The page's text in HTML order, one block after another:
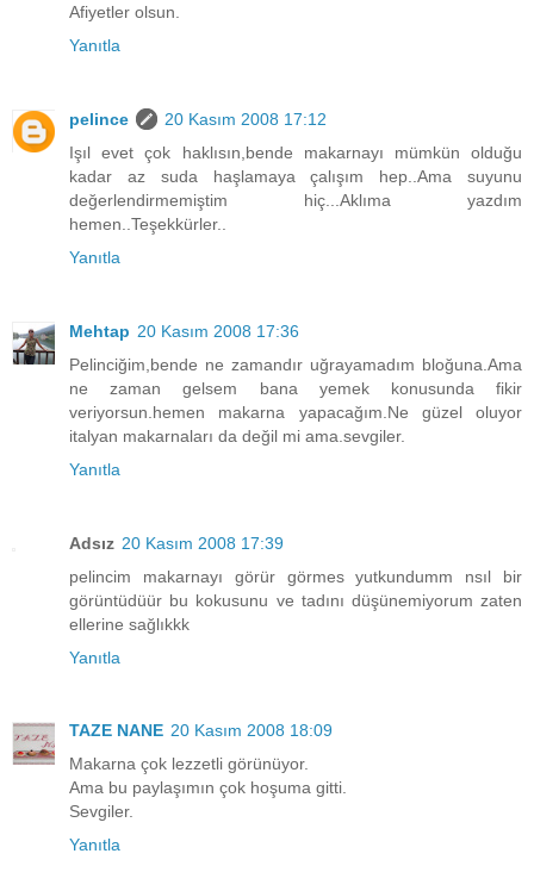
Afiyetler olsun.
Yanıtla
pelince
20 Kasım 2008 17:12
Işıl evet çok haklısın,bende makarnayı mümkün olduğu
kadar az suda haşlamaya çalışım hep..Ama suyunu
değerlendirmemiştim hiç...Aklıma yazdım
hemen..Teşekkürler..
Yanıtla
Mehtap 20 Kasım 2008 17:36
Pelinciğim,bende ne zamandır uğrayamadım bloğuna.Ama
ne zaman gelsem bana yemek konusunda fikir
veriyorsun.hemen makarna yapacağım.Ne güzel oluyor
italyan makarnaları da değil mi ama.sevgiler.
Yanıtla
Adsız 20 Kasım 2008 17:39
pelincim makarnayı görür görmes yutkundumm nsıl bir
görüntüdüür bu kokusunu ve tadını düşünemiyorum zaten
ellerine sağlıkkk
Yanıtla
TAZE NANE 20 Kasım 2008 18:09
Makarna çok lezzetli görünüyor.
Ama bu paylaşımın çok hoşuma gitti.
Sevgiler.
Yanıtla